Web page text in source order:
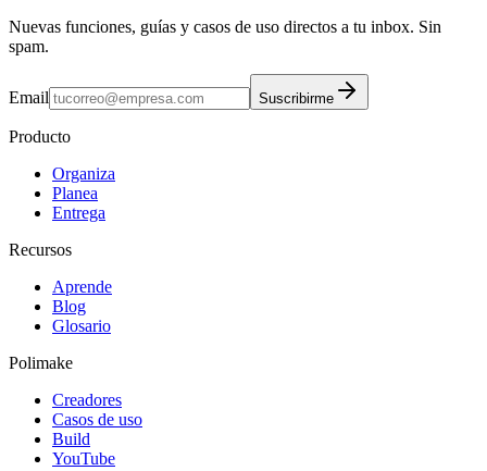
Nuevas funciones, guías y casos de uso directos a tu inbox. Sin
spam.
Email Suscribirme
Producto
Organiza
Planea
Entrega
Recursos
Aprende
Blog
Glosario
Polimake
Creadores
Casos de uso
Build
YouTube